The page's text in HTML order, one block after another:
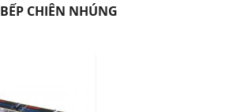
BẾP CHIÊN NHÚNG